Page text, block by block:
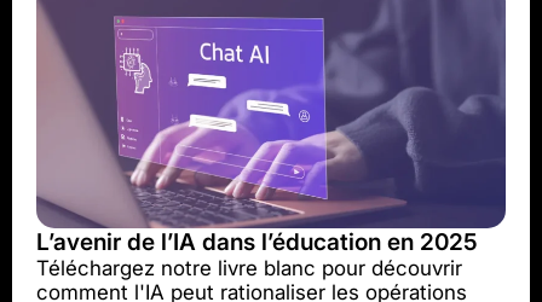
L’avenir de l’IA dans l’éducation en 2025
Téléchargez notre livre blanc pour découvrir
comment l'IA peut rationaliser les opérations